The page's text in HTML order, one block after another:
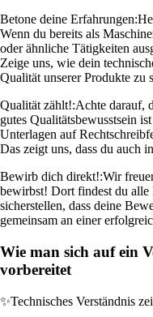
Betone deine Erfahrungen:
Wenn du bereits als
oder ähnliche Tätigkeiten
Zeige uns, wie dein
Qualität unserer Produkte zu
Qualität zählt!:Achte darauf,
gutes Qualitätsbewusstsein
Unterlagen auf
Das zeigt uns, dass du auch
Bewirb dich direkt!:Wir
bewirbst! Dort findest du alle
sicherstellen, dass deine
gemeinsam an einer
Wie man sich auf ein
vorbereitet
✨Technisches Verständnis